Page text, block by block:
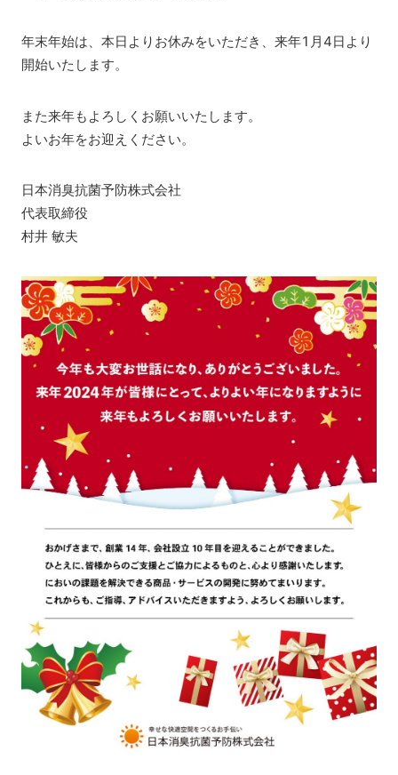
年末年始は、本日よりお休みをいただき、来年1月4日より
開始いたします。
また来年もよろしくお願いいたします。
よいお年をお迎えください。
日本消臭抗菌予防株式会社
代表取締役
村井 敏夫